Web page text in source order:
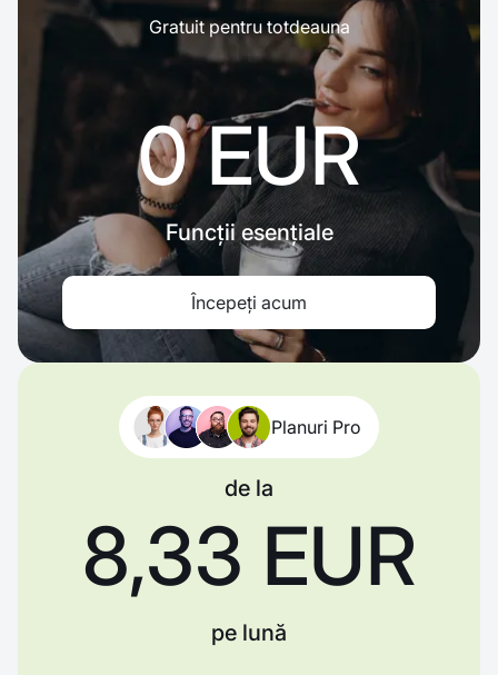
Gratuit pentru totdeauna
0 EUR
Funcții esențiale
Începeți acum
Planuri Pro
de la
8,33 EUR
pe lună